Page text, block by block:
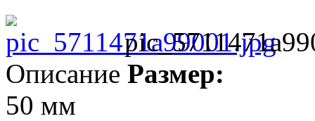
Описание Размер:
50 мм